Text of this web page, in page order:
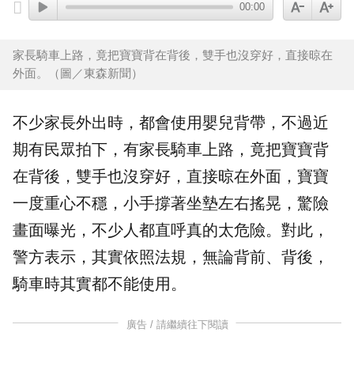
00:00
家長騎車上路，竟把寶寶背在背後，雙手也沒穿好，直接晾在
外面。（圖／東森新聞）
不少家長外出時，都會使用嬰兒背帶 ，不過近
期有民眾拍下，有家長騎車 上路，竟把寶寶背
在背後，雙手也沒穿好，直接晾在外面，寶寶
一度重心不穩，小手撐著坐墊左右搖晃，驚險
畫面曝光，不少人都直呼真的太危險。對此，
警方表示，其實依照法規 ，無論背前、背後，
騎車時其實都不能使用。
廣告 / 請繼續往下閱讀